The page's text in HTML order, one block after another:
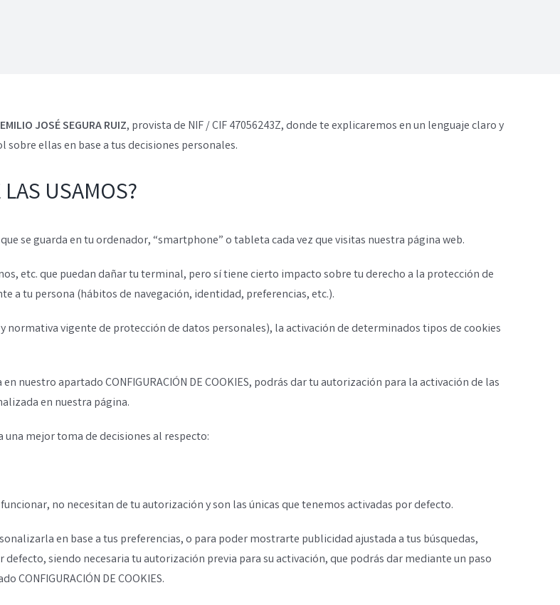
EMILIO JOSÉ SEGURA RUIZ, provista de NIF / CIF 47056243Z, donde te explicaremos en un lenguaje claro y
ellas en base a tus decisiones personales.
USAMOS?
se guarda en tu ordenador, “smartphone” o tableta cada vez que visitas nuestra página web.
etc. que puedan dañar tu terminal, pero sí tiene cierto impacto sobre tu derecho a la protección de
a tu persona (hábitos de navegación, identidad, preferencias, etc.).
normativa vigente de protección de datos personales), la activación de determinados tipos de cookies
nuestro apartado CONFIGURACIÓN DE COOKIES, podrás dar tu autorización para la activación de las
en nuestra página.
mejor toma de decisiones al respecto:
no necesitan de tu autorización y son las únicas que tenemos activadas por defecto.
en base a tus preferencias, o para poder mostrarte publicidad ajustada a tus búsquedas,
siendo necesaria tu autorización previa para su activación, que podrás dar mediante un paso
DE COOKIES.